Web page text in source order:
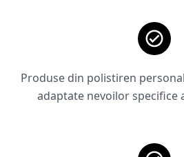
Produse din polistiren
adaptate nevoilor specifice